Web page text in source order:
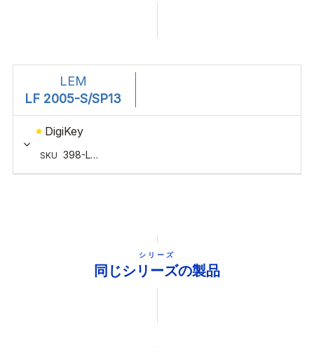
シリーズ
同じシリーズの製品